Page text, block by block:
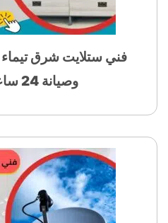
وصيانة 24 ساعة بالجهراء